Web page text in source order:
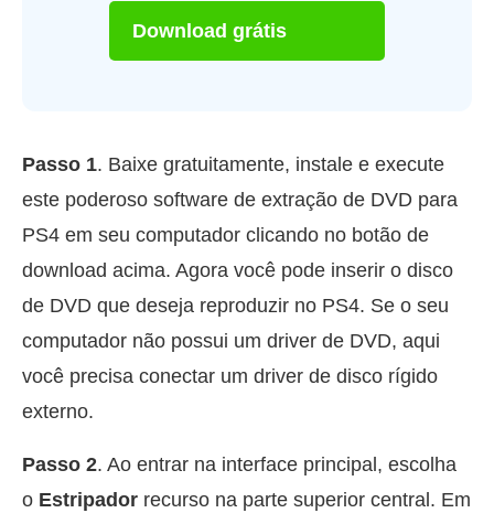
Download grátis
Passo 1. Baixe gratuitamente, instale e execute
este poderoso software de extração de DVD para
PS4 em seu computador clicando no botão de
download acima. Agora você pode inserir o disco
de DVD que deseja reproduzir no PS4. Se o seu
computador não possui um driver de DVD, aqui
você precisa conectar um driver de disco rígido
externo.
Passo 2. Ao entrar na interface principal, escolha
o Estripador recurso na parte superior central. Em